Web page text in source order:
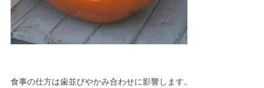
食事の仕方は歯並びやかみ合わせに影響します。